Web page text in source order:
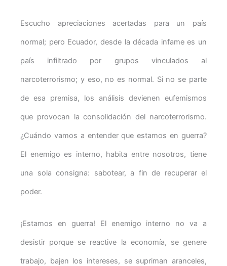
Escucho apreciaciones acertadas para un país
normal; pero Ecuador, desde la década infame es un
país infiltrado por grupos vinculados al
narcoterrorismo; y eso, no es normal. Si no se parte
de esa premisa, los análisis devienen eufemismos
que provocan la consolidación del narcoterrorismo.
¿Cuándo vamos a entender que estamos en guerra?
El enemigo es interno, habita entre nosotros, tiene
una sola consigna: sabotear, a fin de recuperar el
poder.
¡Estamos en guerra! El enemigo interno no va a
desistir porque se reactive la economía, se genere
trabajo, bajen los intereses, se supriman aranceles,